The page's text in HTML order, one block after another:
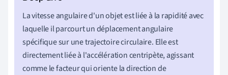
La vitesse angulaire d'un objet est liée à la rapidité avec
laquelle il parcourt un déplacement angulaire
spécifique sur une trajectoire circulaire. Elle est
directement liée à l'accélération centripète, agissant
comme le facteur qui oriente la direction de